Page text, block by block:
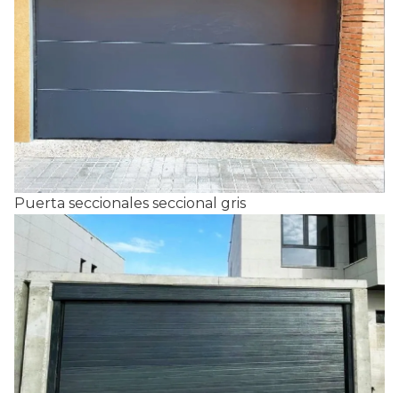
Puerta seccionales seccional gris